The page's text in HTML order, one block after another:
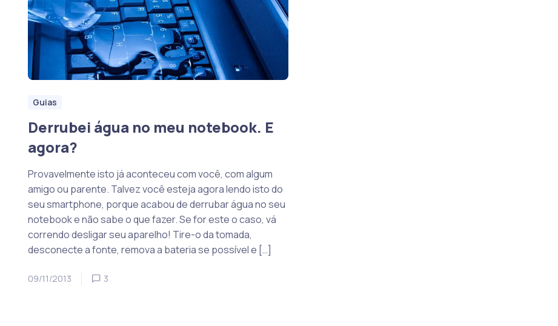
Guias
Derrubei água no meu notebook. E
agora?
Provavelmente isto já aconteceu com você, com algum
amigo ou parente. Talvez você esteja agora lendo isto do
seu smartphone, porque acabou de derrubar água no seu
notebook e não sabe o que fazer. Se for este o caso, vá
correndo desligar seu aparelho! Tire-o da tomada,
desconecte a fonte, remova a bateria se possível e […]
09/11/2013 3